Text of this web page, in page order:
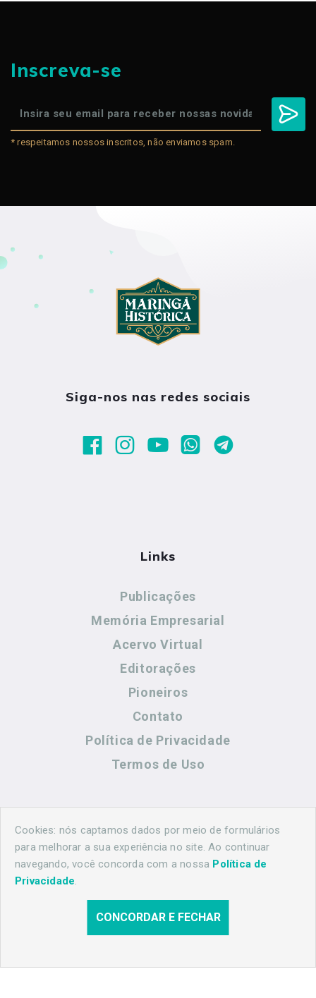
Inscreva-se
* respeitamos nossos inscritos, não enviamos spam.
Siga-nos nas redes sociais
Links
Publicações
Memória Empresarial
Acervo Virtual
Editorações
Pioneiros
Contato
Política de Privacidade
Termos de Uso
Contato
(44) 99883-8883
Cookies: nós captamos dados por meio de formulários
para melhorar a sua experiência no site. Ao continuar
navegando, você concorda com a nossa Política de
Privacidade.
CONCORDAR E FECHAR